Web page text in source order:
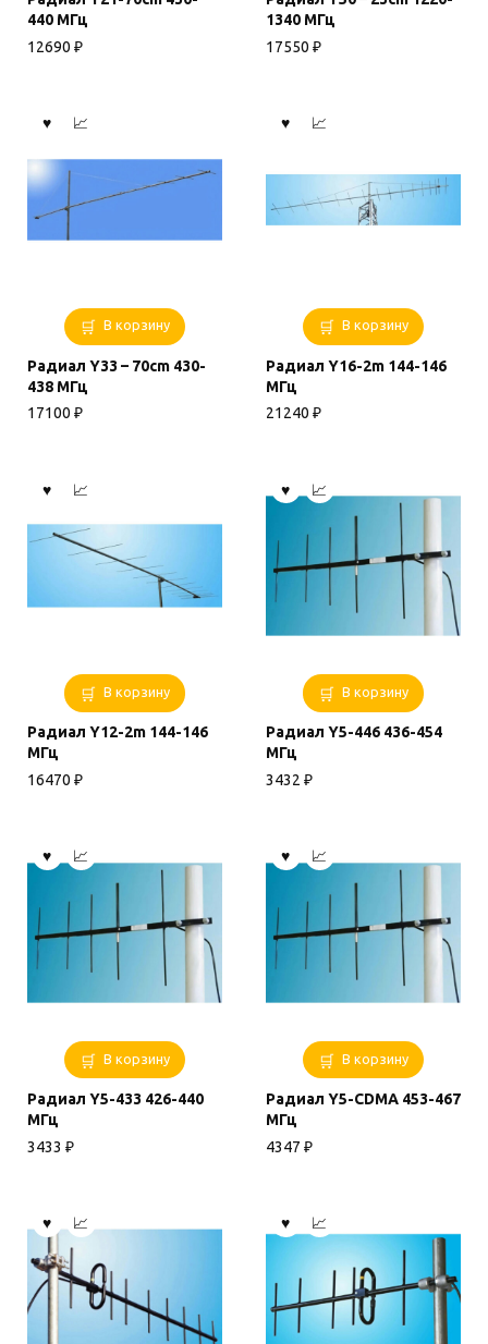
440 МГц
12690 ₽
1340 МГц
17550 ₽
В корзину
Радиал Y33 – 70cm 430-
438 МГц
17100 ₽
В корзину
Радиал Y16-2m 144-146
МГц
21240 ₽
В корзину
Радиал Y12-2m 144-146
МГц
16470 ₽
В корзину
Радиал Y5-446 436-454
МГц
3432 ₽
В корзину
Радиал Y5-433 426-440
МГц
3433 ₽
В корзину
Радиал Y5-CDMA 453-467
МГц
4347 ₽